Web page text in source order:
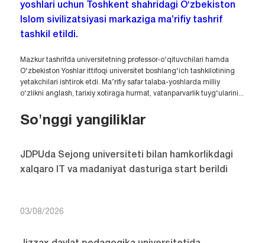
yoshlari uchun Toshkent shahridagi O‘zbekiston
Islom sivilizatsiyasi markaziga ma’rifiy tashrif
tashkil etildi.
Mazkur tashrifda universitetning professor-o‘qituvchilari hamda
O‘zbekiston Yoshlar ittifoqi universitet boshlang‘ich tashkilotining
yetakchilari ishtirok etdi. Ma’rifiy safar talaba-yoshlarda milliy
o‘zlikni anglash, tarixiy xotiraga hurmat, vatanparvarlik tuyg‘ularini...
So'nggi yangiliklar
JDPUda Sejong universiteti bilan hamkorlikdagi
xalqaro IT va madaniyat dasturiga start berildi
03/08/2026